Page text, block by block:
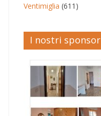
Ventimiglia (611)
I nostri sponsor